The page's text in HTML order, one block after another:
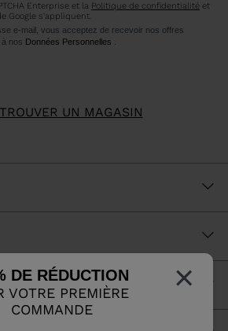
×
DE RÉDUCTION
VOTRE PREMIÈRE
COMMANDE
TROUVER UN MAGASIN
Enterprise et la Politique de confidentialité et
Google s'appliquent.
e-mail, vous acceptez de recevoir nos offres
nos Données Personnelles .